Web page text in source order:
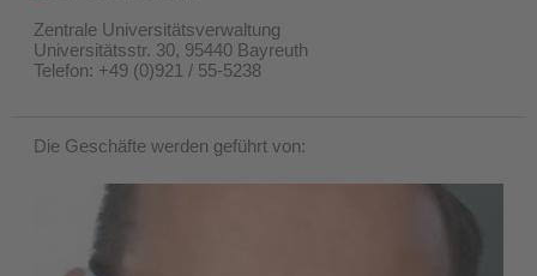
Zentrale Universitätsverwaltung
Universitätsstr. 30, 95440 Bayreuth
Telefon: +49 (0)921 / 55-5238
Die Geschäfte werden geführt von: